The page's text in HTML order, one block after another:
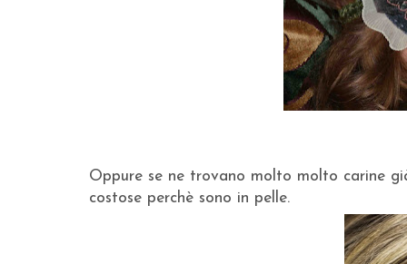
Oppure se ne trovano molto molto carine
costose perchè sono in pelle.